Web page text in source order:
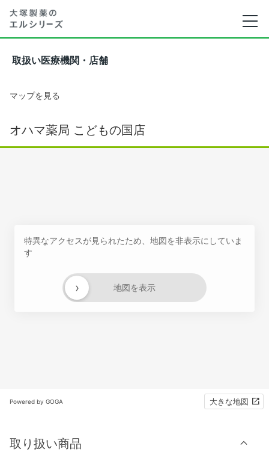
取扱い医療機関・店舗
マップを見る
オハマ薬局 こどもの国店
特異なアクセスが見られたため、地図を非表示にしていま
す
地図を表示
›
Powered by GOGA 大きな地図
取り扱い商品